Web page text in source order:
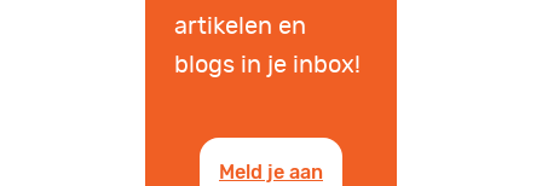
artikelen en
blogs in je inbox!
Meld je aan